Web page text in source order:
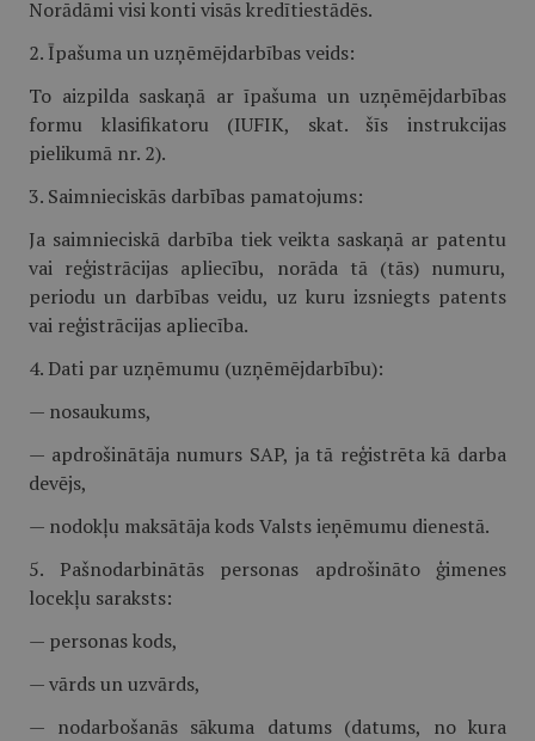
Norādāmi visi konti visās kredītiestādēs.
2. Īpašuma un uzņēmējdarbības veids:
To aizpilda saskaņā ar īpašuma un uzņēmējdarbības
formu klasifikatoru (IUFIK, skat. šīs instrukcijas
pielikumā nr. 2).
3. Saimnieciskās darbības pamatojums:
Ja saimnieciskā darbība tiek veikta saskaņā ar patentu
vai reģistrācijas apliecību, norāda tā (tās) numuru,
periodu un darbības veidu, uz kuru izsniegts patents
vai reģistrācijas apliecība.
4. Dati par uzņēmumu (uzņēmējdarbību):
— nosaukums,
— apdrošinātāja numurs SAP, ja tā reģistrēta kā darba
devējs,
— nodokļu maksātāja kods Valsts ieņēmumu dienestā.
5. Pašnodarbinātās personas apdrošināto ģimenes
locekļu saraksts:
— personas kods,
— vārds un uzvārds,
— nodarbošanās sākuma datums (datums, no kura